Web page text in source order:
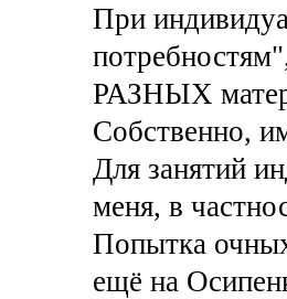
При
РАЗНЫХ
Собственно,
Для занятий
меня, в
Попытка
ещё на